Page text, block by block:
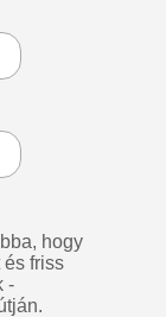
hogy
és friss
-